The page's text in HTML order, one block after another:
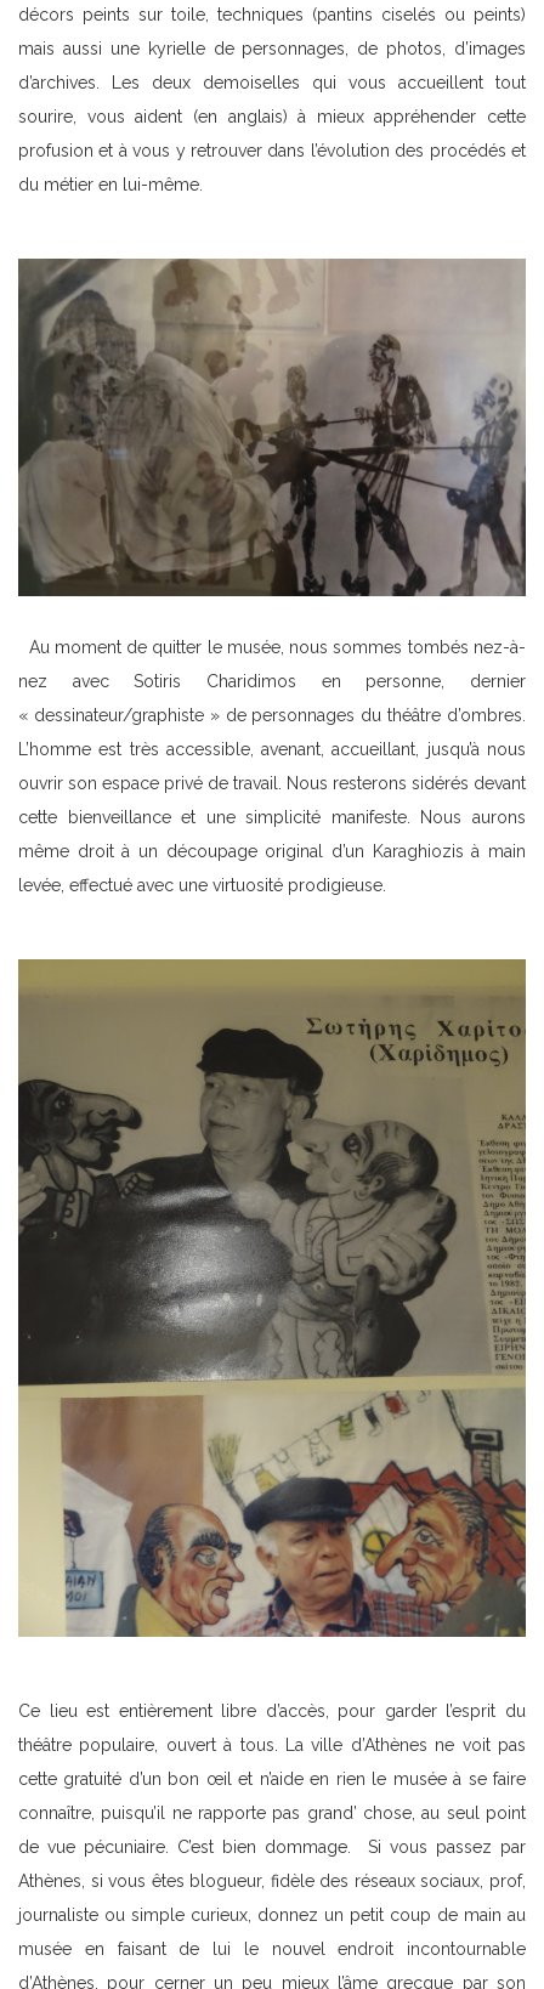
décors peints sur toile, techniques (pantins ciselés ou peints)
mais aussi une kyrielle de personnages, de photos, d’images
d’archives. Les deux demoiselles qui vous accueillent tout
sourire, vous aident (en anglais) à mieux appréhender cette
profusion et à vous y retrouver dans l’évolution des procédés et
du métier en lui-même.
Au moment de quitter le musée, nous sommes tombés nez-à-
nez avec Sotiris Charidimos en personne, dernier
« dessinateur/graphiste » de personnages du théâtre d’ombres.
L’homme est très accessible, avenant, accueillant, jusqu’à nous
ouvrir son espace privé de travail. Nous resterons sidérés devant
cette bienveillance et une simplicité manifeste. Nous aurons
même droit à un découpage original d’un Karaghiozis à main
levée, effectué avec une virtuosité prodigieuse.
Ce lieu est entièrement libre d’accès, pour garder l’esprit du
théâtre populaire, ouvert à tous. La ville d’Athènes ne voit pas
cette gratuité d’un bon œil et n’aide en rien le musée à se faire
connaître, puisqu’il ne rapporte pas grand’ chose, au seul point
de vue pécuniaire. C’est bien dommage. Si vous passez par
Athènes, si vous êtes blogueur, fidèle des réseaux sociaux, prof,
journaliste ou simple curieux, donnez un petit coup de main au
musée en faisant de lui le nouvel endroit incontournable
d’Athènes, pour cerner un peu mieux l’âme grecque par son